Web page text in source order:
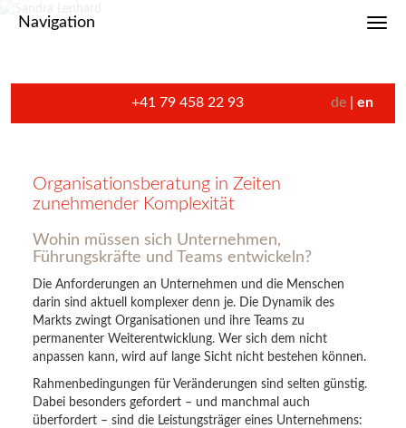
Navigation
+41 79 458 22 93 de en
Organisationsberatung in Zeiten
zunehmender Komplexität
Wohin müssen sich Unternehmen,
Führungskräfte und Teams entwickeln?
Die Anforderungen an Unternehmen und die Menschen
darin sind aktuell komplexer denn je. Die Dynamik des
Markts zwingt Organisationen und ihre Teams zu
permanenter Weiterentwicklung. Wer sich dem nicht
anpassen kann, wird auf lange Sicht nicht bestehen können.
Rahmenbedingungen für Veränderungen sind selten günstig.
Dabei besonders gefordert – und manchmal auch
überfordert – sind die Leistungsträger eines Unternehmens: